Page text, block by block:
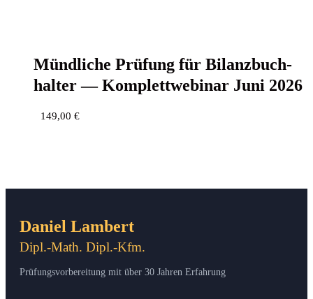
Münd­li­che Prü­fung für Bilanz­buch­
hal­ter — Kom­plett­web­i­nar Juni 2026
149,00 €
Daniel Lambert
Dipl.-Math. Dipl.-Kfm.
Prüfungsvorbereitung mit über 30 Jahren Erfahrung